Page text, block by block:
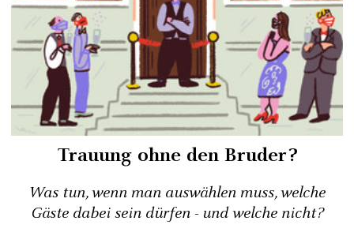
Trauung ohne den Bruder?
Was tun, wenn man auswählen muss, welche
Gäste dabei sein dürfen - und welche nicht?